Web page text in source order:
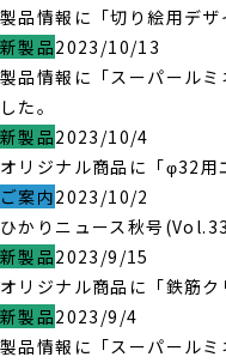
製品情報に「切り絵用デザ
新製品2023/10/13
製品情報に「スーパール
した。
新製品2023/10/4
オリジナル商品に「φ32用
ご案内2023/10/2
ひかりニュース秋号
新製品2023/9/15
オリジナル商品に「鉄筋ク
新製品2023/9/4
製品情報に「スーパール